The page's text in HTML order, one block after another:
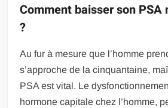
Comment baisser son
?
Au fur à mesure que l’homme
s’approche de la cinquantaine,
PSA est vital. Le
hormone capitale chez l’homme,